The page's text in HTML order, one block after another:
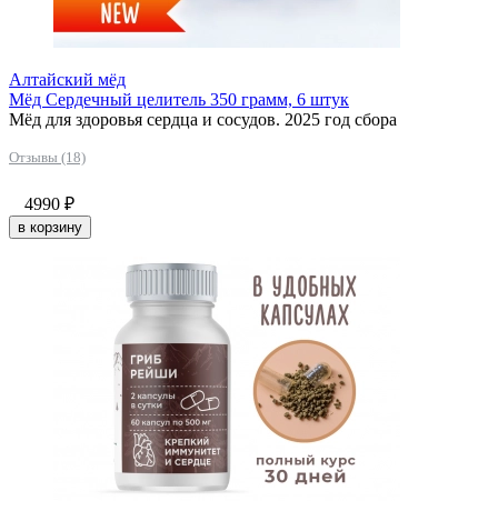
Алтайский мёд
Мёд Сердечный целитель 350 грамм, 6 штук
Мёд для здоровья сердца и сосудов. 2025 год сбора
Отзывы (18)
4990 ₽
в корзину